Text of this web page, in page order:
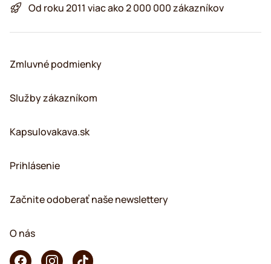
Od roku 2011 viac ako 2 000 000 zákazníkov
Zmluvné podmienky
Služby zákazníkom
Kapsulovakava.sk
Prihlásenie
Začnite odoberať naše newslettery
O nás